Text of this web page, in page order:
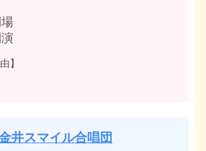
】
井スマイル合唱団